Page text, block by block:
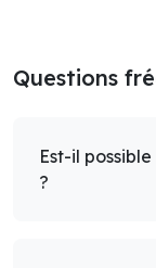
Questions
Est-il
?